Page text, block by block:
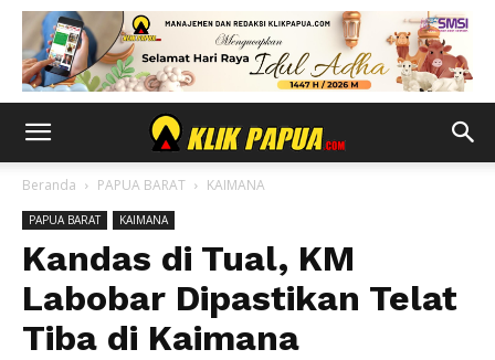
Beranda PAPUA BARAT KAIMANA
PAPUA BARAT KAIMANA
Kandas di Tual, KM
Labobar Dipastikan Telat
Tiba di Kaimana